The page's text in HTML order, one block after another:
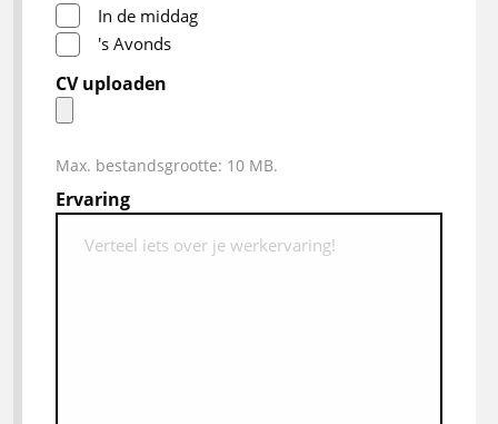
In de middag
's Avonds
CV uploaden
Max. bestandsgrootte: 10 MB.
Ervaring